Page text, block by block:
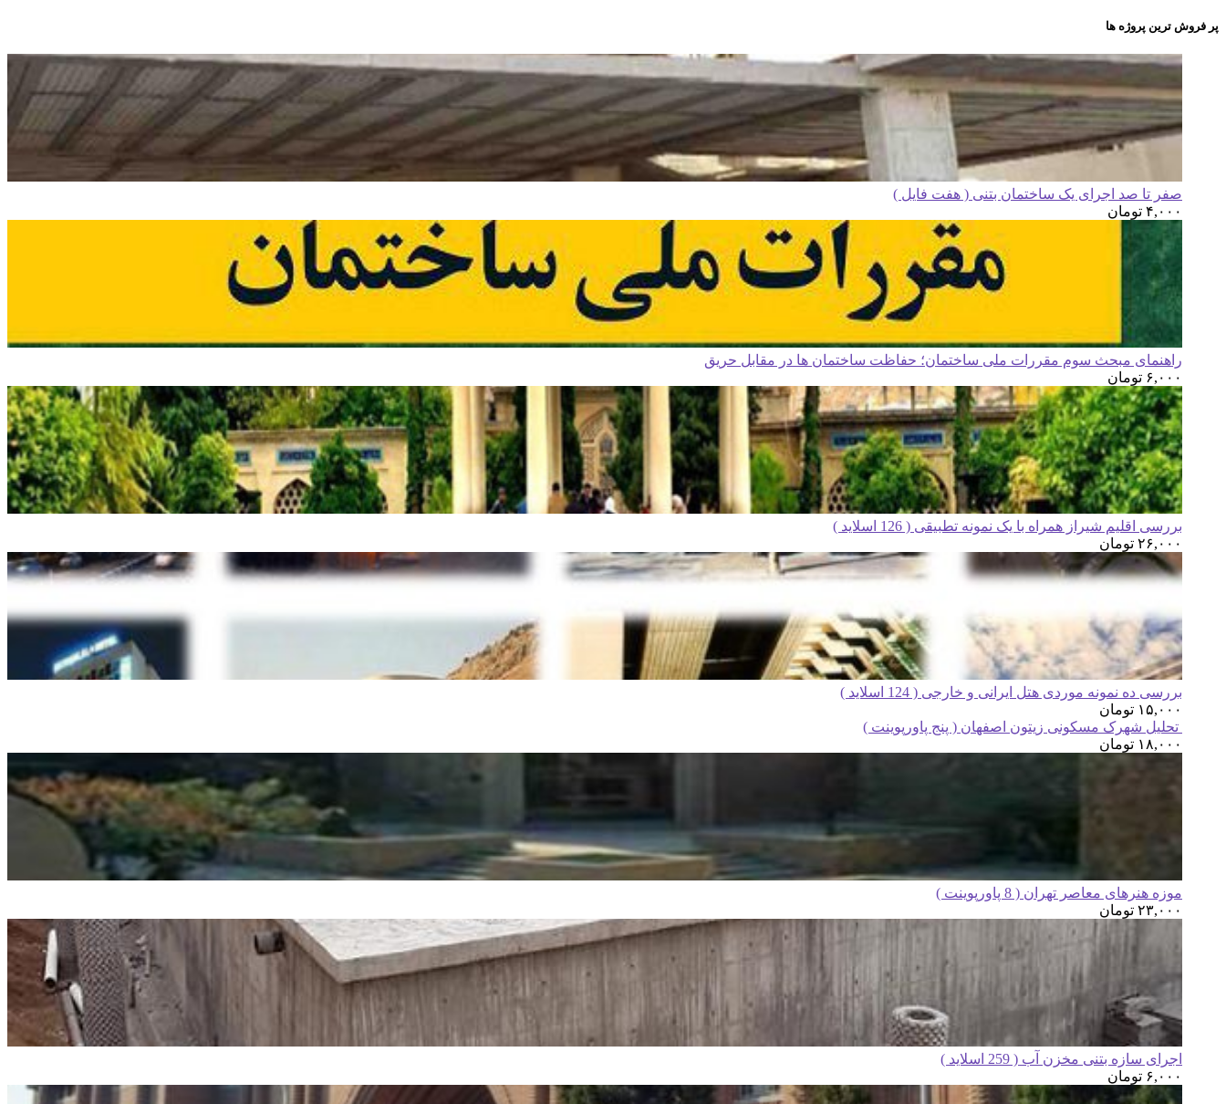
پر فروش ترین پروژه ها
صفر تا صد اجرای یک ساختمان بتنی ( هفت فایل )
۴,۰۰۰ تومان
راهنمای مبحث سوم مقررات ملی ساختمان؛ حفاظت ساختمان ها در مقابل حریق
۶,۰۰۰ تومان
بررسی اقلیم شیراز همراه با یک نمونه تطبیقی ( 126 اسلاید )
۲۶,۰۰۰ تومان
بررسی ده نمونه موردی هتل ایرانی و خارجی ( 124 اسلاید )
۱۵,۰۰۰ تومان
تحلیل شهرک مسکونی زیتون اصفهان ( پنج پاورپوینت )
۱۸,۰۰۰ تومان
موزه هنرهای معاصر تهران ( 8 پاورپوینت )
۲۳,۰۰۰ تومان
اجرای سازه بتنی مخزن آب ( 259 اسلاید )
۶,۰۰۰ تومان